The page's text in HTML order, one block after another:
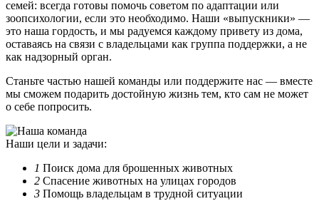
семей: всегда готовы помочь советом по адаптации или
зоопсихологии, если это необходимо. Наши «выпускники» —
это наша гордость, и мы радуемся каждому привету из дома,
оставаясь на связи с владельцами как группа поддержки, а не
как надзорный орган.
Станьте частью нашей команды или поддержите нас — вместе
мы сможем подарить достойную жизнь тем, кто сам не может
о себе попросить.
Наши цели и задачи:
1 Поиск дома для брошенных животных
2 Спасение животных на улицах городов
3 Помощь владельцам в трудной ситуации